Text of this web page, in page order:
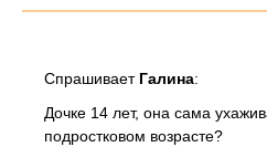
Спрашивает Галина:
Дочке 14 лет, она сама
подростковом возрасте?